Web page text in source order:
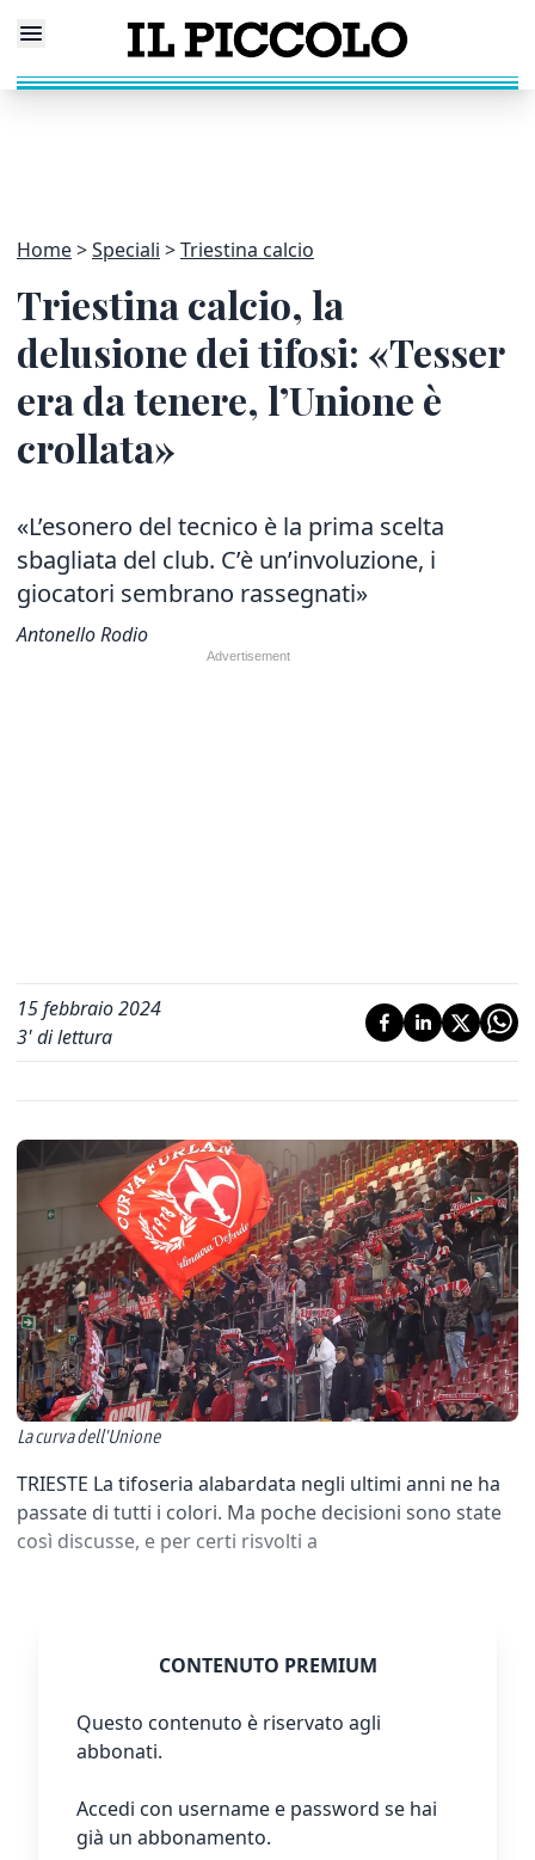
Home Speciali Triestina calcio
Triestina calcio, la
delusione dei tifosi: «Tesser
era da tenere, l’Unione è
crollata»
«L’esonero del tecnico è la prima scelta
sbagliata del club. C’è un’involuzione, i
giocatori sembrano rassegnati»
Antonello Rodio
15 febbraio 2024
3' di lettura
La curva dell'Unione
TRIESTE La tifoseria alabardata negli ultimi anni ne ha
passate di tutti i colori. Ma poche decisioni sono state
così discusse, e per certi risvolti a
CONTENUTO PREMIUM
Questo contenuto è riservato agli
abbonati.
Accedi con username e password se hai
già un abbonamento.